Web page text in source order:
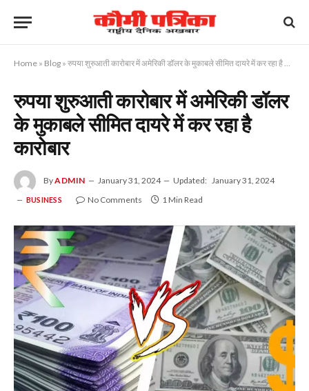
Home » Blog » रुपया शुरुआती कारोबार में अमेरिकी डॉलर के मुकाबले सीमित दायरे में कर रहा है कारोबार
रुपया शुरुआती कारोबार में अमेरिकी डॉलर
के मुकाबले सीमित दायरे में कर रहा है
कारोबार
ByADMIN January 31, 2024 Updated: January 31, 2024
BUSINESS No Comments 1 Min Read